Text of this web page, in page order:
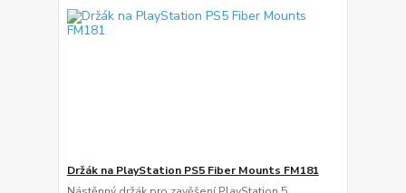
Držák na PlayStation PS5 Fiber Mounts FM181